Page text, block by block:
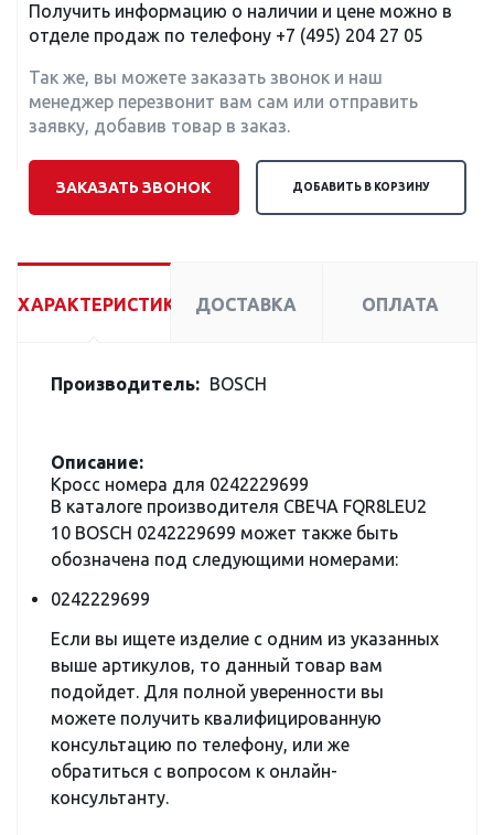
Получить информацию о наличии и цене можно в
отделе продаж по телефону +7 (495) 204 27 05
Так же, вы можете заказать звонок и наш
менеджер перезвонит вам сам или отправить
заявку, добавив товар в заказ.
ЗАКАЗАТЬ ЗВОНОК ДОБАВИТЬ В КОРЗИНУ
ХАРАКТЕРИСТИКИ ДОСТАВКА ОПЛАТА
Производитель: BOSCH
Описание:
Кросс номера для 0242229699
В каталоге производителя СВЕЧА FQR8LEU2
10 BOSCH 0242229699 может также быть
обозначена под следующими номерами:
0242229699
Если вы ищете изделие с одним из указанных
выше артикулов, то данный товар вам
подойдет. Для полной уверенности вы
можете получить квалифицированную
консультацию по телефону, или же
обратиться с вопросом к онлайн-
консультанту.